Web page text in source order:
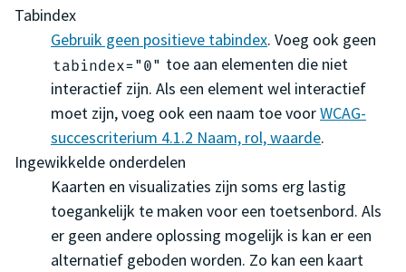
Tabindex
Gebruik geen positieve tabindex. Voeg ook geen
tabindex="0" toe aan elementen die niet
interactief zijn. Als een element wel interactief
moet zijn, voeg ook een naam toe voorWCAG-
succescriterium 4.1.2 Naam, rol, waarde.
Ingewikkelde onderdelen
Kaarten en visualizaties zijn soms erg lastig
toegankelijk te maken voor een toetsenbord. Als
er geen andere oplossing mogelijk is kan er een
alternatief geboden worden. Zo kan een kaart